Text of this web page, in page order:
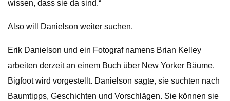
wissen, dass sie da sind.“
Also will Danielson weiter suchen.
Erik Danielson und ein Fotograf namens Brian Kelley
arbeiten derzeit an einem Buch über New Yorker Bäume.
Bigfoot wird vorgestellt. Danielson sagte, sie suchten nach
Baumtipps, Geschichten und Vorschlägen. Sie können sie